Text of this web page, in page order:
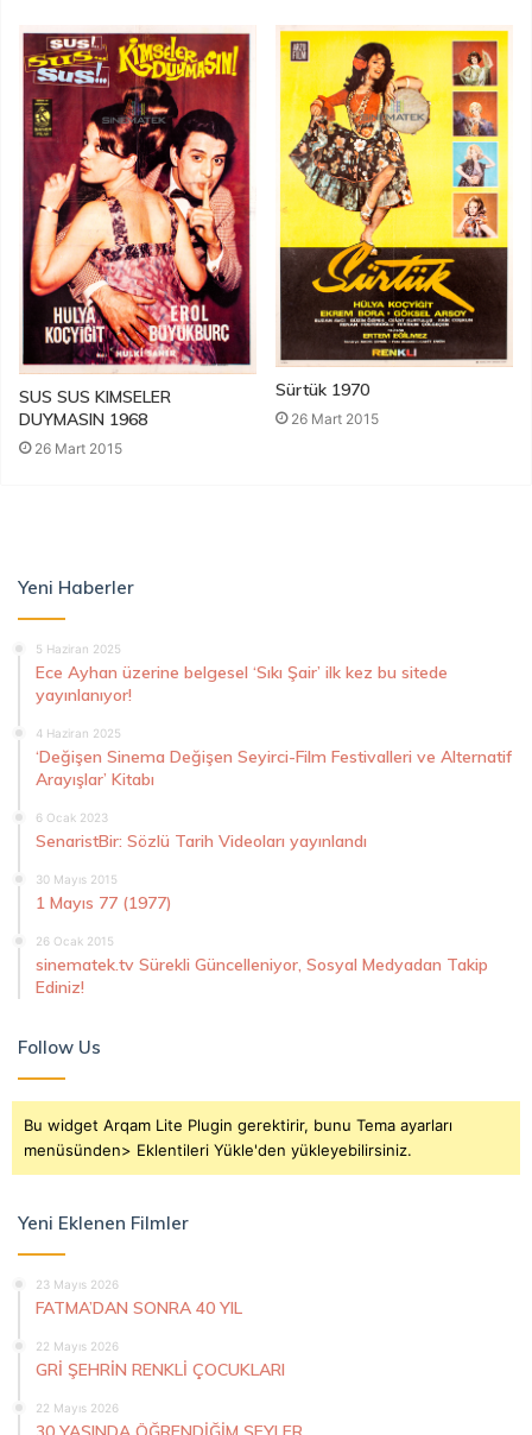
SUS SUS KIMSELER
DUYMASIN 1968
26 Mart 2015
Sürtük 1970
26 Mart 2015
Yeni Haberler
5 Haziran 2025
Ece Ayhan üzerine belgesel ‘Sıkı Şair’ ilk kez bu sitede
yayınlanıyor!
4 Haziran 2025
‘Değişen Sinema Değişen Seyirci-Film Festivalleri ve Alternatif
Arayışlar’ Kitabı
6 Ocak 2023
SenaristBir: Sözlü Tarih Videoları yayınlandı
30 Mayıs 2015
1 Mayıs 77 (1977)
26 Ocak 2015
sinematek.tv Sürekli Güncelleniyor, Sosyal Medyadan Takip
Ediniz!
Follow Us
Bu widget Arqam Lite Plugin gerektirir, bunu Tema ayarları
menüsünden> Eklentileri Yükle'den yükleyebilirsiniz.
Yeni Eklenen Filmler
23 Mayıs 2026
FATMA’DAN SONRA 40 YIL
22 Mayıs 2026
GRİ ŞEHRİN RENKLİ ÇOCUKLARI
22 Mayıs 2026